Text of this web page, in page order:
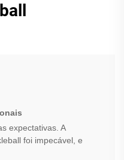
expectativas. A
foi impecável, e